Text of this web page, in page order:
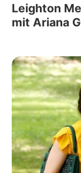
Leighton
mit Ariana